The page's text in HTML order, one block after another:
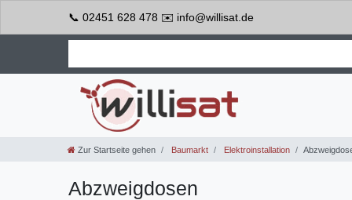
📞 02451 628 478 ✉️ info@willisat.de
Zur Startseite gehen Baumarkt Elektroinstallation
Abzweigdosen